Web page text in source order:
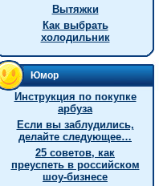
Вытяжки
Как выбрать
холодильник
Юмор
Инструкция по покупке
арбуза
Если вы заблудились,
делайте следующее…
25 советов, как
преуспеть в российском
шоу-бизнесе